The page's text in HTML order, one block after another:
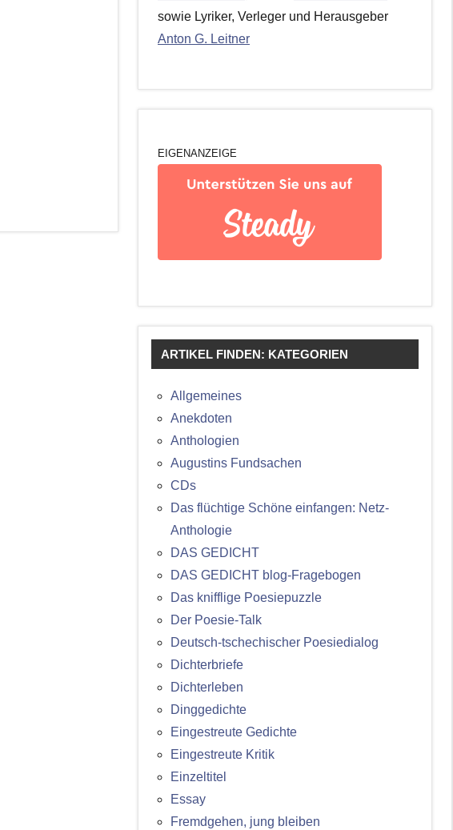
sowie Lyriker, Verleger und Herausgeber
Anton G. Leitner
EIGENANZEIGE
ARTIKEL FINDEN: KATEGORIEN
Allgemeines
Anekdoten
Anthologien
Augustins Fundsachen
CDs
Das flüchtige Schöne einfangen: Netz-
Anthologie
DAS GEDICHT
DAS GEDICHT blog-Fragebogen
Das knifflige Poesiepuzzle
Der Poesie-Talk
Deutsch-tschechischer Poesiedialog
Dichterbriefe
Dichterleben
Dinggedichte
Eingestreute Gedichte
Eingestreute Kritik
Einzeltitel
Essay
Fremdgehen, jung bleiben